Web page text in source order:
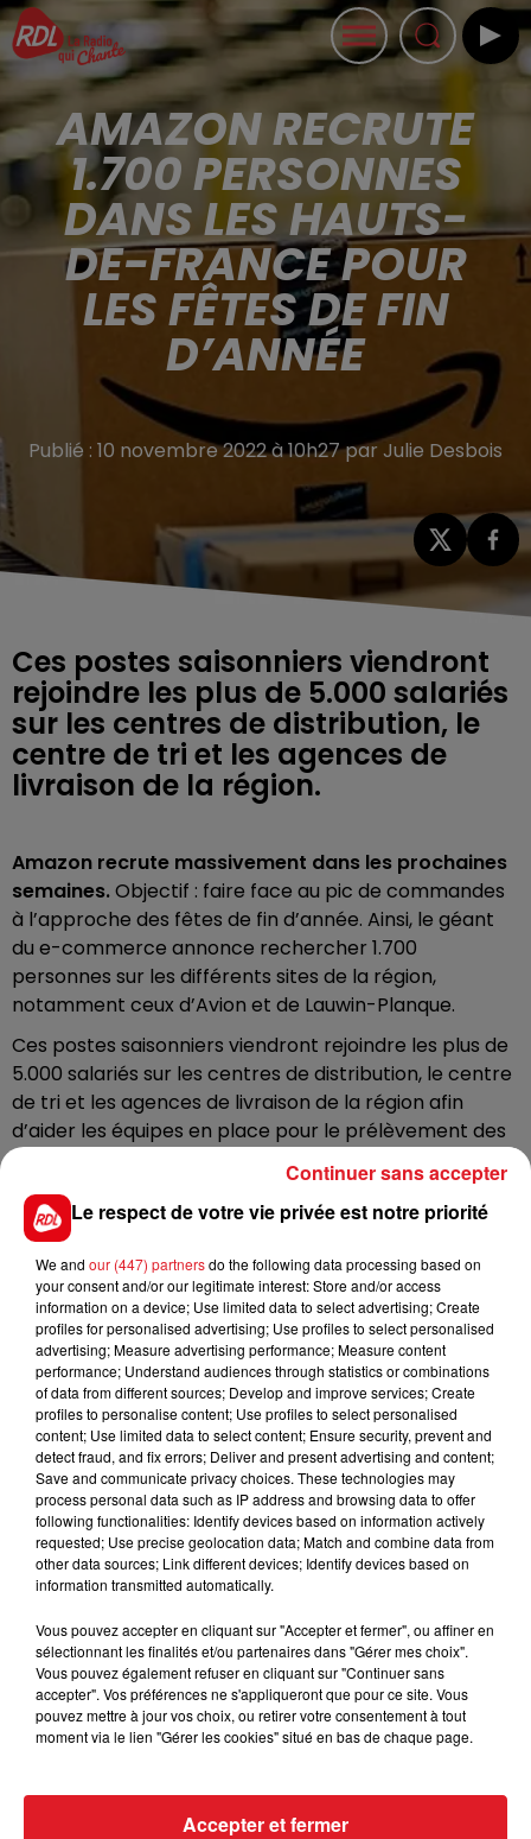
AMAZON RECRUTE
1.700 PERSONNES
DANS LES HAUTS-
DE-FRANCE POUR
LES FÊTES DE FIN
D’ANNÉE
Publié : 10 novembre 2022 à 10h27 par Julie Desbois
Ces postes saisonniers viendront
rejoindre les plus de 5.000 salariés
sur les centres de distribution, le
centre de tri et les agences de
livraison de la région.
Amazon recrute massivement dans les prochaines
semaines.Objectif : faire face au pic de commandes
à l’approche des fêtes de fin d’année. Ainsi, le géant
du e-commerce annonce rechercher 1.700
personnes sur les différents sites de la région,
notamment ceux d’Avion et de Lauwin-Planque.
Ces postes saisonniers viendront rejoindre les plus de
5.000 salariés sur les centres de distribution, le centre
de tri et les agences de livraison de la région afin
d’aider les équipes en place pour le prélèvement des
commandes, leur emballage et leur préparation.
« Cette période de l’année est aussi une belle
opportunité pour de nombreux salariés en contrat
court de poursuivre par la suite leur carrière chez
Amazon en passant sur un emploi en CDI »,explique
l’entreprise.
Les offres d’emplois disponibles sont à consulterici.
FIL D'ACTUS
15 juillet 2026
BÉTHUNE: ENQUÊTE POUR HOMICIDE
VOLONTAIRE EN COURS, APRÈS LA...
à des prostituées
Le respect de votre vie privée est notre priorité
We and our (447) partnersdo the following data processing based on
your consent and/or our legitimate interest: Store and/or access
information on a device; Use limited data to select advertising; Create
profiles for personalised advertising; Use profiles to select personalised
advertising; Measure advertising performance; Measure content
performance; Understand audiences through statistics or combinations
of data from different sources; Develop and improve services; Create
profiles to personalise content; Use profiles to select personalised
content; Use limited data to select content; Ensure security, prevent and
detect fraud, and fix errors; Deliver and present advertising and content;
Save and communicate privacy choices. These technologies may
process personal data such as IP address and browsing data to offer
following functionalities: Identify devices based on information actively
requested; Use precise geolocation data; Match and combine data from
other data sources; Link different devices; Identify devices based on
information transmitted automatically.
Vous pouvez accepter en cliquant sur "Accepter et fermer", ou affiner en
sélectionnant les finalités et/ou partenaires dans "Gérer mes choix".
Vous pouvez également refuser en cliquant sur "Continuer sans
accepter". Vos préférences ne s'appliqueront que pour ce site. Vous
pouvez mettre à jour vos choix, ou retirer votre consentement à tout
moment via le lien "Gérer les cookies" situé en bas de chaque page.
Accepter et fermer
Continuer sans accepter